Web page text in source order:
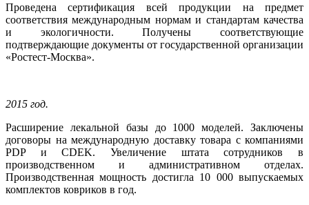
Проведена сертификация всей продукции на предмет
соответствия международным нормам и стандартам качества
и экологичности. Получены соответствующие
подтверждающие документы от государственной организации
«Ростест-Москва».
2015 год.
Расширение лекальной базы до 1000 моделей. Заключены
договоры на международную доставку товара с компаниями
PDP и CDEK. Увеличение штата сотрудников в
производственном и административном отделах.
Производственная мощность достигла 10 000 выпускаемых
комплектов ковриков в год.